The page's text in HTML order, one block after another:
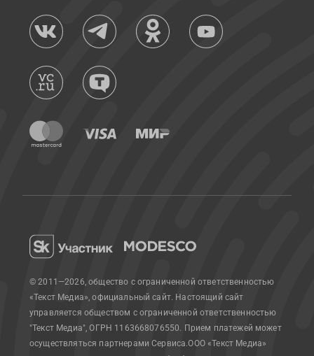
© 2011—2026, общество с ограниченной ответственностью
«Текст Медиа», официальный сайт. Настоящий сайт
управляется обществом с ограниченной ответственностью
"Текст Медиа", ОГРН 1163668076550. Прием платежей может
осуществляться партнерами Сервиса.ООО «Текст Медиа»